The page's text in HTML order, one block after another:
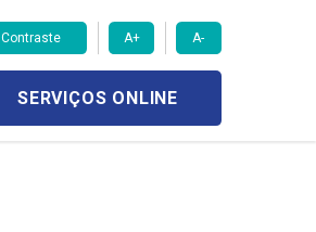
Contraste A+ A-
SERVIÇOS ONLINE